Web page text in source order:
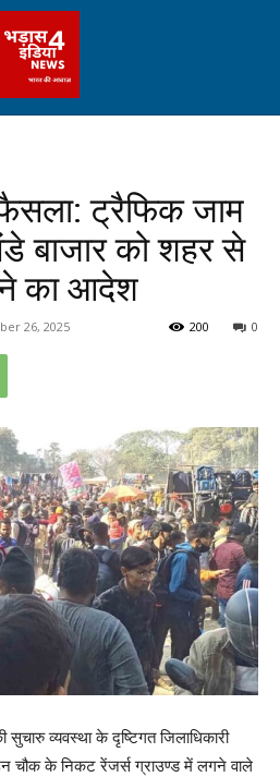
ट्रैफिक जाम
बाजार को शहर से
का आदेश
26, 2025 0
200
सुचारु व्यवस्था के दृष्टिगत जिलाधिकारी
चौक के निकट रेंजर्स ग्राउण्ड में लगने वाले